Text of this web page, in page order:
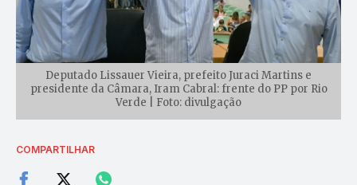
Deputado Lissauer Vieira, prefeito Juraci Martins e
presidente da Câmara, Iram Cabral: frente do PP por Rio
Verde | Foto: divulgação
COMPARTILHAR